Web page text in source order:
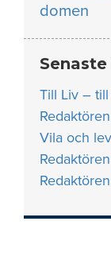
domen
Till Liv –
Vila och